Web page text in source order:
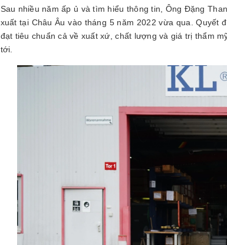
Sau nhiều năm ấp ủ và tìm hiểu thông tin, Ông Đặng
xuất tại Châu Âu vào tháng 5 năm 2022 vừa qua. Quyết
đạt tiêu chuẩn cả về xuất xứ, chất lượng và giá trị thẩm
tới.